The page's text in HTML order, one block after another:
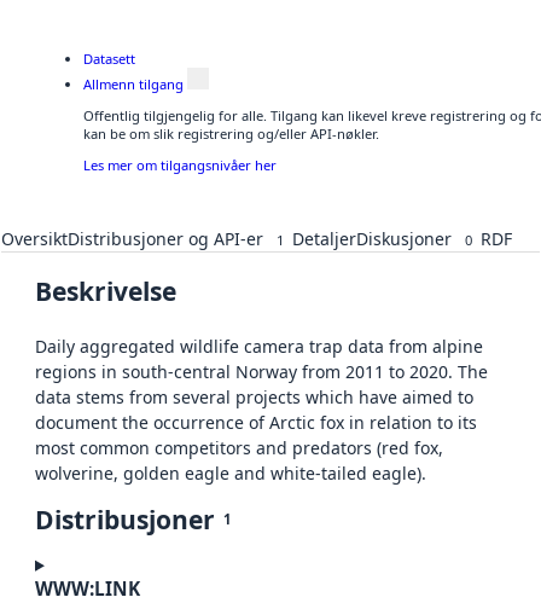
Datasett
Allmenn tilgang
Offentlig tilgjengelig for alle. Tilgang kan likevel kreve registrering og
kan be om slik registrering og/eller API-nøkler.
Les mer om tilgangsnivåer her
OversiktDistribusjoner og API-er 1 DetaljerDiskusjoner 0 RDF
Beskrivelse
Daily aggregated wildlife camera trap data from alpine
regions in south-central Norway from 2011 to 2020. The
data stems from several projects which have aimed to
document the occurrence of Arctic fox in relation to its
most common competitors and predators (red fox,
wolverine, golden eagle and white-tailed eagle).
Distribusjoner 1
WWW:LINK